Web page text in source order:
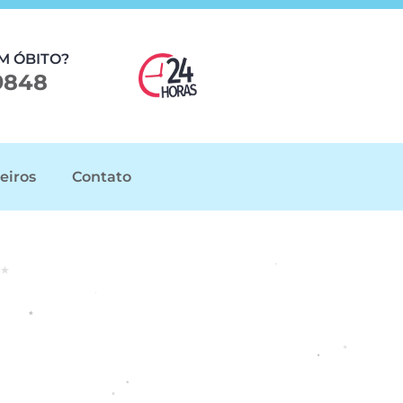
ÓBITO?
Contato